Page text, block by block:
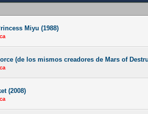
Miyu (1988)
(de los mismos creadores de Mars of
(2008)